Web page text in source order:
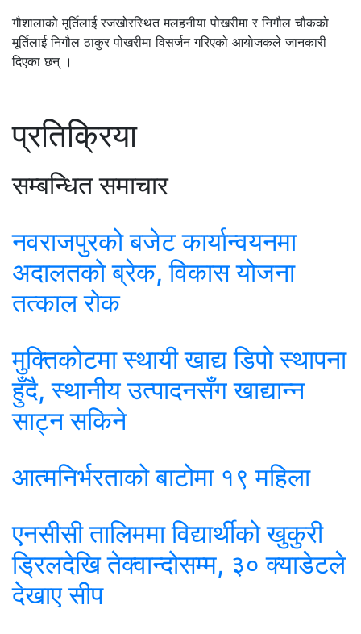
गौशालाको मूर्तिलाई रजखोरस्थित मलहनीया पोखरीमा र निगौल चौकको
मूर्तिलाई निगौल ठाकुर पोखरीमा विसर्जन गरिएको आयाेजकले जानकारी
दिएका छन् ।
प्रतिक्रिया
सम्बन्धित समाचार
नवराजपुरको बजेट कार्यान्वयनमा
अदालतको ब्रेक, विकास योजना
तत्काल रोक
मुक्तिकोटमा स्थायी खाद्य डिपो स्थापना
हुँदै, स्थानीय उत्पादनसँग खाद्यान्न
साट्न सकिने
आत्मनिर्भरताको बाटोमा १९ महिला
एनसीसी तालिममा विद्यार्थीको खुकुरी
ड्रिलदेखि तेक्वान्दोसम्म, ३० क्याडेटले
देखाए सीप